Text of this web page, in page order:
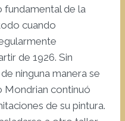
fundamental de la
cuando
de 1926. Sin
ninguna manera se
Mondrian continuó
de su pintura.